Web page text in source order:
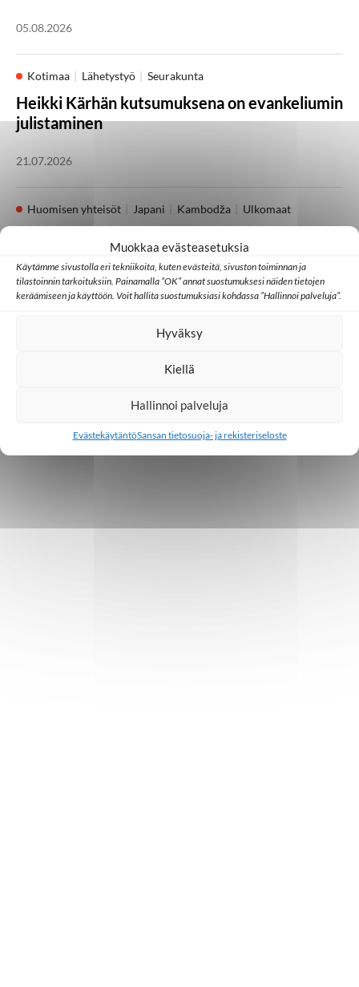
Muokkaa evästeasetuksia
Käytämme sivustolla eri tekniikoita, kuten evästeitä, sivuston toiminnan ja
tilastoinnin tarkoituksiin. Painamalla ”OK” annat suostumuksesi näiden tietojen
keräämiseen ja käyttöön. Voit hallita suostumuksiasi kohdassa ”Hallinnoi palveluja”.
Hyväksy
Kiellä
Hallinnoi palveluja
EvästekäytäntöSansan tietosuoja- ja rekisteriseloste
05.08.2026
Kotimaa Lähetystyö Seurakunta
Heikki Kärhän kutsumuksena on evankeliumin
julistaminen
21.07.2026
Huomisen yhteisöt Japani Kambodža Ulkomaat
07.07.2026
yhden uuden uskovan kautta